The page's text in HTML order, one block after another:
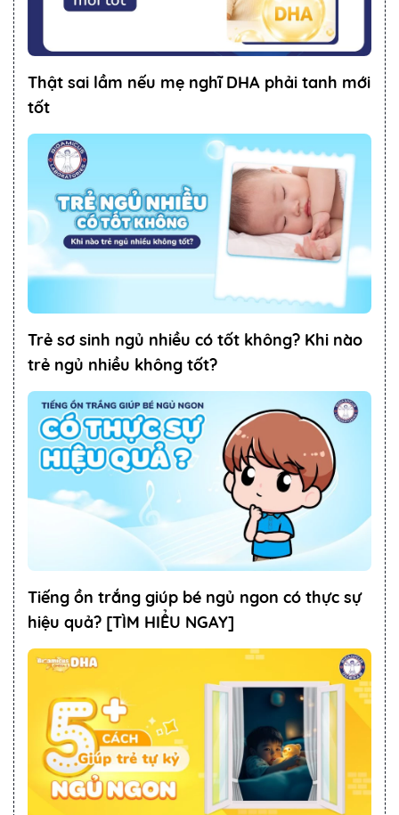
Thật sai lầm nếu mẹ nghĩ DHA phải tanh mới
tốt
Trẻ sơ sinh ngủ nhiều có tốt không? Khi nào
trẻ ngủ nhiều không tốt?
Tiếng ồn trắng giúp bé ngủ ngon có thực sự
hiệu quả? [TÌM HIỂU NGAY]